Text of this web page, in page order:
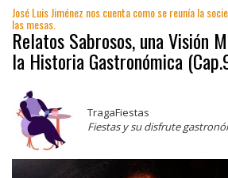
José Luis Jiménez nos cuenta como se reunía la
las mesas.
Relatos Sabrosos, una Visión
la Historia Gastronómica
TragaFiestas
Fiestas y su disfrute